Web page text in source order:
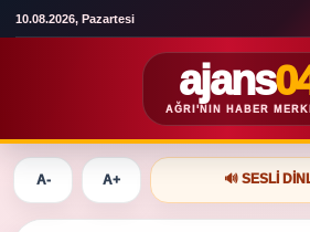
10.08.2026, Pazartesi
ajans
AĞRI'NIN HABER
A- A+ 🔊 SESLI